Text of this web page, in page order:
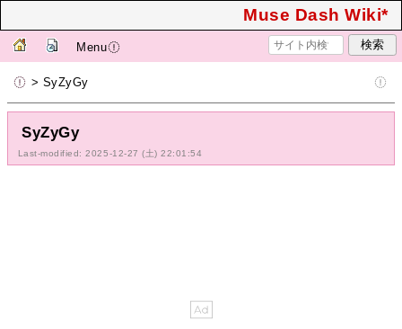
Muse Dash Wiki*
Menu
> SyZyGy
SyZyGy
Last-modified: 2025-12-27 (土) 22:01:54